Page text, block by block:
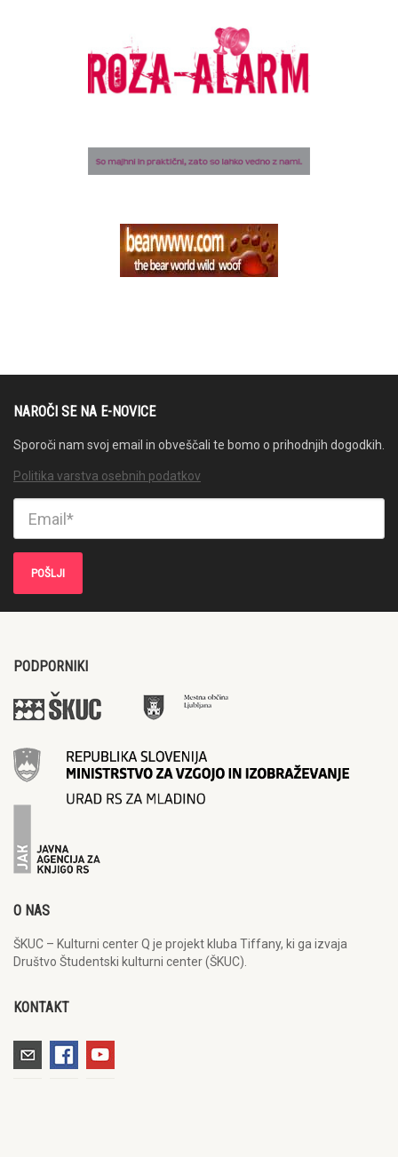
NAROČI SE NA E-NOVICE
Sporoči nam svoj email in obveščali te bomo o prihodnjih dogodkih.
Politika varstva osebnih podatkov
PODPORNIKI
O NAS
ŠKUC – Kulturni center Q je projekt kluba Tiffany, ki ga izvaja
Društvo Študentski kulturni center (ŠKUC).
KONTAKT